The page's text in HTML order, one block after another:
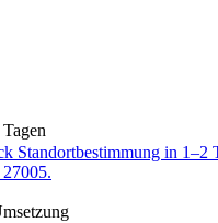
Standortbestimmung in 1–2